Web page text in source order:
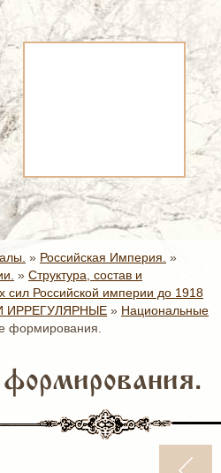
» Российская Империя. »
» Структура, состав и
сил Российской империи до 1918
ИРРЕГУЛЯРНЫЕ » Национальные
формирования.